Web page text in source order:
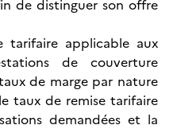
de distinguer son offre
tarifaire applicable aux
de couverture
de marge par nature
taux de remise tarifaire
demandées et la